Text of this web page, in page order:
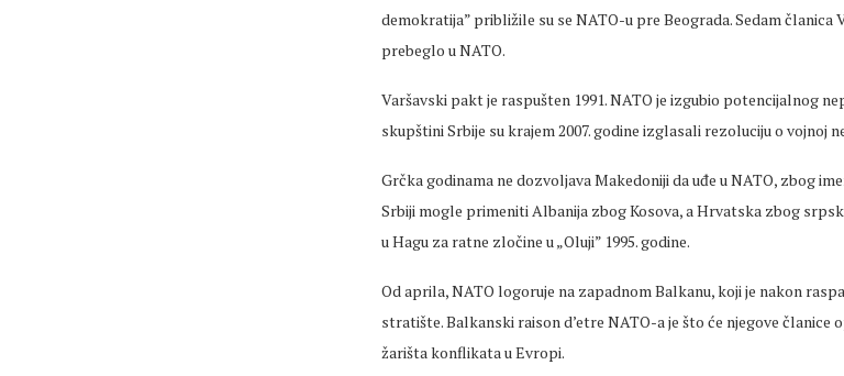
demokratija” približile su se NATO-u pre Beograda. Sedam članica
prebeglo u NATO.
Varšavski pakt je raspušten 1991. NATO je izgubio potencijalnog
skupštini Srbije su krajem 2007. godine izglasali rezoluciju o vojnoj
Grčka godinama ne dozvoljava Makedoniji da uđe u NATO, zbog
Srbiji mogle primeniti Albanija zbog Kosova, a Hrvatska zbog
u Hagu za ratne zločine u „Oluji” 1995. godine.
Od aprila, NATO logoruje na zapadnom Balkanu, koji je nakon
stratište. Balkanski raison d’etre NATO-a je što će njegove članice
žarišta konflikata u Evropi.